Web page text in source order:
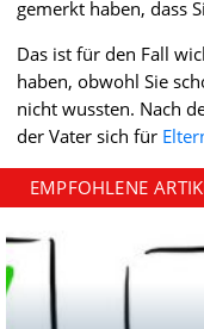
gemerkt haben, dass
Das ist für den Fall
haben, obwohl Sie
nicht wussten. Nach
der Vater sich für
EMPFOHLENE